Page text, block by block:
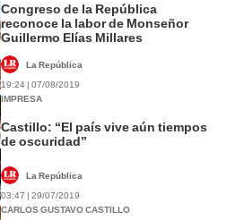
Congreso de la República
reconoce la labor de Monseñor
Guillermo Elías Millares
La República
19:24 | 07/08/2019
IMPRESA
Castillo: “El país vive aún tiempos
de oscuridad”
La República
03:47 | 29/07/2019
CARLOS GUSTAVO CASTILLO